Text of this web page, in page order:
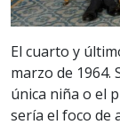
El cuarto y
marzo de 1964.
única niña o el
sería el foco de